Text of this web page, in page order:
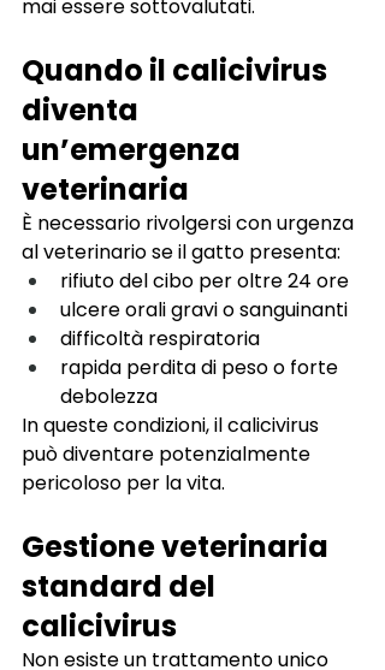
mai essere sottovalutati.
Quando il calicivirus
diventa
un’emergenza
veterinaria
È necessario rivolgersi con urgenza
al veterinario se il gatto presenta:
rifiuto del cibo per oltre 24 ore
ulcere orali gravi o sanguinanti
difficoltà respiratoria
rapida perdita di peso o forte
debolezza
In queste condizioni, il calicivirus
può diventare potenzialmente
pericoloso per la vita.
Gestione veterinaria
standard del
calicivirus
Non esiste un trattamento unico